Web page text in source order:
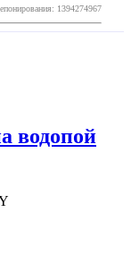
1394274967
водопой